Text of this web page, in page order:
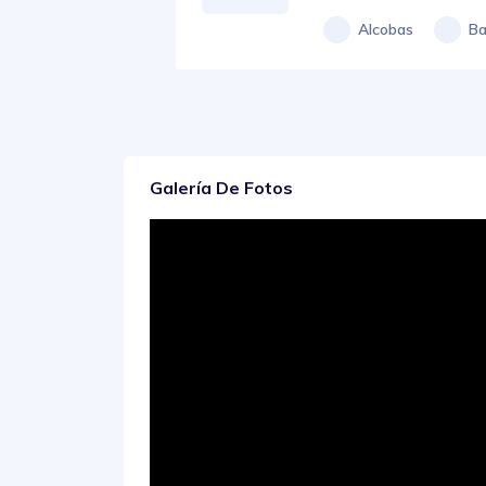
Alcobas
Galería De Fotos